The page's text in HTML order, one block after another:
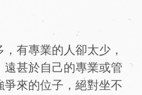
有專業的人卻太少，
甚於自己的專業或管
來的位子，絕對坐不